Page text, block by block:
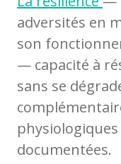
adversités en
son
— capacité à
sans se
documentées.